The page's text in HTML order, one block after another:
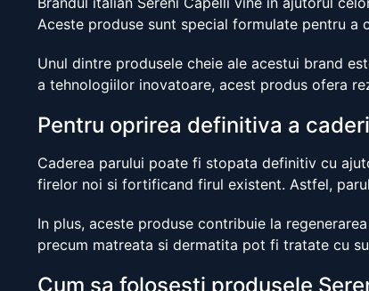
Aceste produse sunt special formulate pentru a
Unul dintre produsele cheie ale acestui brand
a tehnologiilor inovatoare, acest produs ofera
Pentru oprirea definitiva a
Caderea parului poate fi stopata definitiv cu
firelor noi si fortificand firul existent. Astfel,
In plus, aceste produse contribuie la
precum matreata si dermatita pot fi tratate cu
Cum sa folosesti produsele